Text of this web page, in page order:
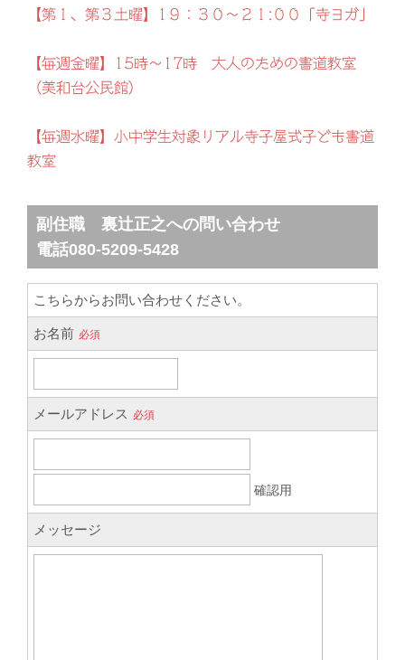
【第１、第３土曜】1９：３０～２１:００「寺ヨガ」
【毎週金曜】15時～17時 大人のための書道教室
（美和台公民館）
【毎週水曜】小中学生対象リアル寺子屋式子ども書道
教室